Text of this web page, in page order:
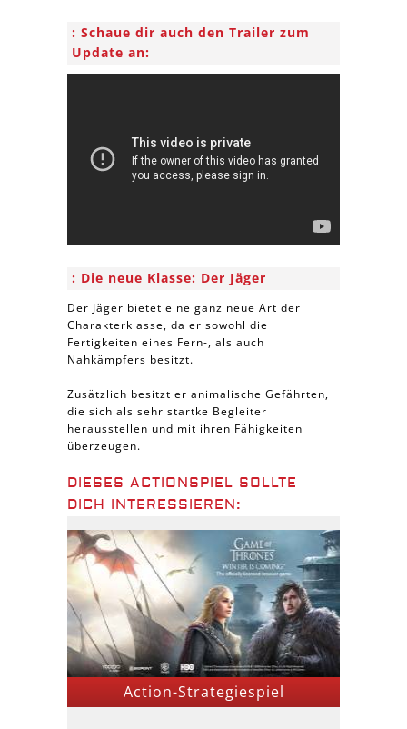
Schaue dir auch den Trailer zum
Update an:
Die neue Klasse: Der Jäger
Der Jäger bietet eine ganz neue Art der
Charakterklasse, da er sowohl die
Fertigkeiten eines Fern-, als auch
Nahkämpfers besitzt.
Zusätzlich besitzt er animalische Gefährten,
die sich als sehr startke Begleiter
herausstellen und mit ihren Fähigkeiten
überzeugen.
DIESES ACTIONSPIEL SOLLTE
DICH INTERESSIEREN:
Action-Strategiespiel